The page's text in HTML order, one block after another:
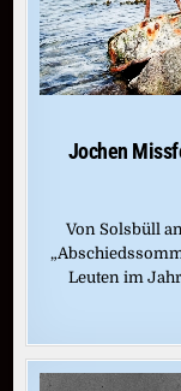
Jochen
Von Solsbüll
Leuten im